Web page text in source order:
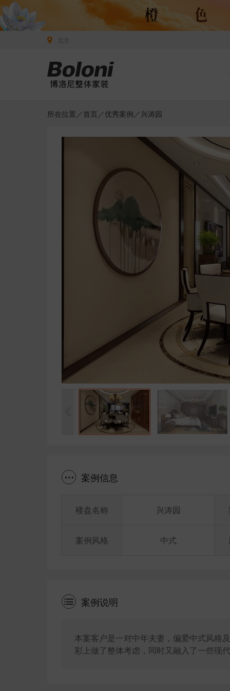
所在位置／首页 ／优秀案例 ／兴涛园
案例信息
楼盘名称
案例风格
兴涛园
中式
案例说明
本案客户是一对中年夫妻，偏爱中式风格
彩上做了整体考虑，同时又融入了一些现